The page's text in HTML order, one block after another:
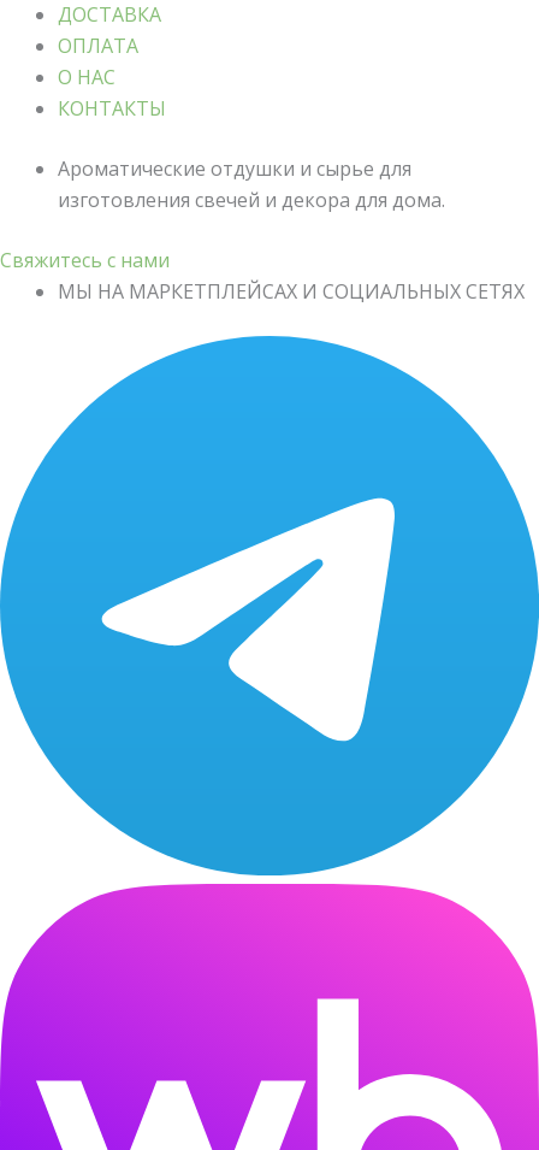
ДОСТАВКА
ОПЛАТА
О НАС
КОНТАКТЫ
Ароматические отдушки и сырье для
изготовления свечей и декора для дома.
Свяжитесь с нами
МЫ НА МАРКЕТПЛЕЙСАХ И СОЦИАЛЬНЫХ СЕТЯХ